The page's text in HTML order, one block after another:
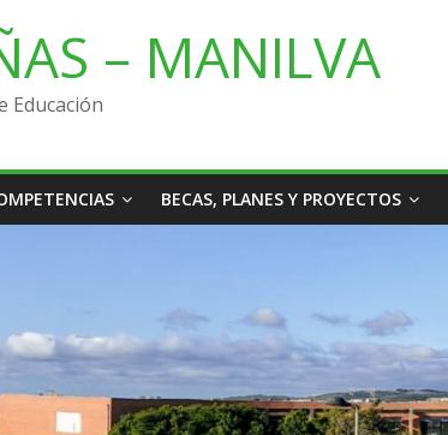
– MANILVA
Educación
BECAS, PLANES Y PROYECTOS